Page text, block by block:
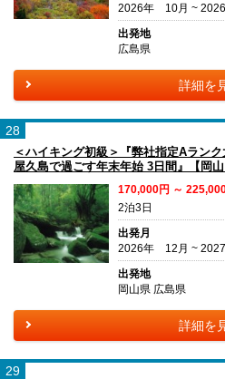
2026年 10月 ~
出発地
広島県
詳細を
28
＜ハイキング初級＞『弊社指定Aラン
屋久島で過ごす年末年始 3日間』【岡山
170,000円 ～
2泊3日
出発月
2026年 12月 ~
出発地
岡山県 広島県
詳細を
29